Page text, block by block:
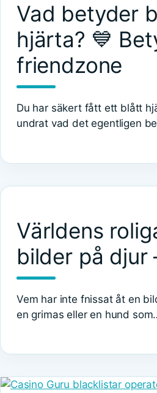
Vad betyder
hjärta? 💙
friendzone
Du har säkert fått ett blått
undrat vad det egentligen
Världens
bilder på djur
Vem har inte fnissat åt en
en grimas eller en hund